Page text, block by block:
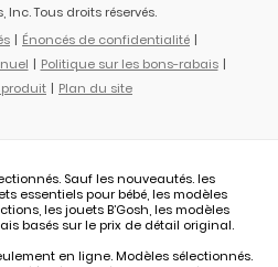
Inc. Tous droits réservés.
Énoncés de confidentialité
Politique sur les bons-rabais
produit
Plan du site
Sauf les nouveautés. les
essentiels pour bébé, les modèles
les jouets B’Gosh, les modèles
basés sur le prix de détail original.
: Seulement en ligne. Modèles sélectionnés.